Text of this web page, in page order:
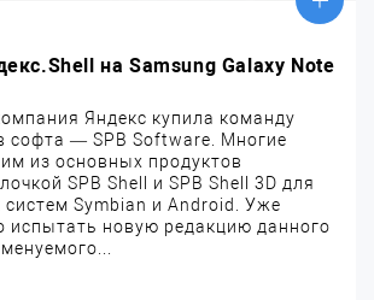
на Samsung Galaxy Note
Яндекс купила команду
софта — SPB Software. Многие
из основных продуктов
SPB Shell и SPB Shell 3D для
Symbian и Android. Уже
испытать новую редакцию данного